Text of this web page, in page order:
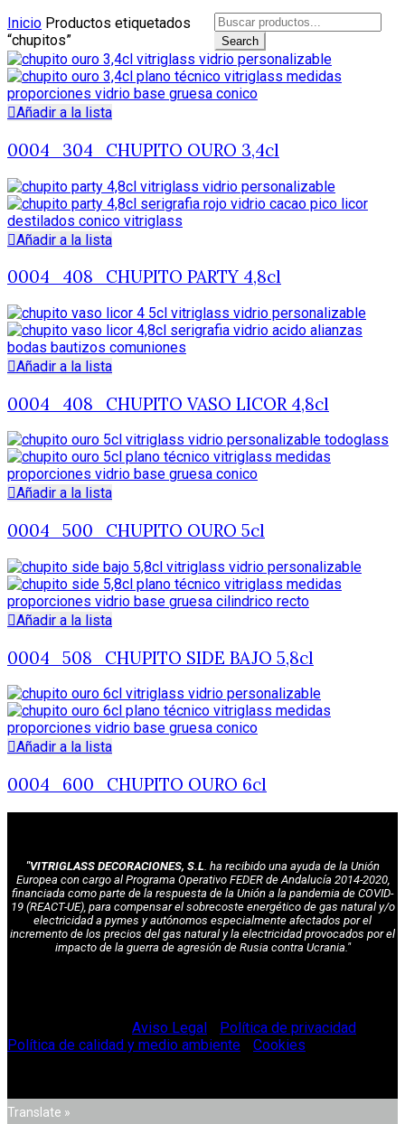
Inicio Productos etiquetados
“chupitos”
Search
for:
Search
Añadir a la lista
0004_304_CHUPITO OURO 3,4cl
Añadir a la lista
0004_408_CHUPITO PARTY 4,8cl
Añadir a la lista
0004_408_CHUPITO VASO LICOR 4,8cl
Añadir a la lista
0004_500_CHUPITO OURO 5cl
Añadir a la lista
0004_508_CHUPITO SIDE BAJO 5,8cl
Añadir a la lista
0004_600_CHUPITO OURO 6cl
"VITRIGLASS DECORACIONES, S.L . ha recibido una ayuda de la Unión
Europea con cargo al Programa Operativo FEDER de Andalucía 2014-2020,
financiada como parte de la respuesta de la Unión a la pandemia de COVID-
19 (REACT-UE), para compensar el sobrecoste energético de gas natural y/o
electricidad a pymes y autónomos especialmente afectados por el
incremento de los precios del gas natural y la electricidad provocados por el
impacto de la guerra de agresión de Rusia contra Ucrania."
Aviso Legal Política de privacidad
Política de calidad y medio ambiente
Cookies
Translate »